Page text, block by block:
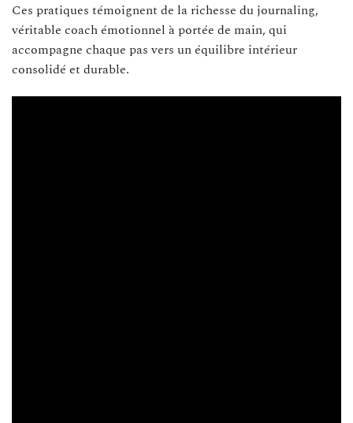
Ces pratiques témoignent de la richesse du journaling,
véritable coach émotionnel à portée de main, qui
accompagne chaque pas vers un équilibre intérieur
consolidé et durable.